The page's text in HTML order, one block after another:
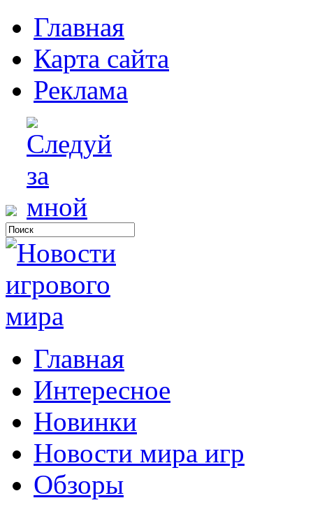
Главная
Карта сайта
Реклама
Главная
Интересное
Новинки
Новости мира игр
Обзоры